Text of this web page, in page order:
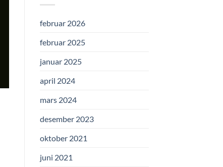
februar 2026
februar 2025
januar 2025
april 2024
mars 2024
desember 2023
oktober 2021
juni 2021